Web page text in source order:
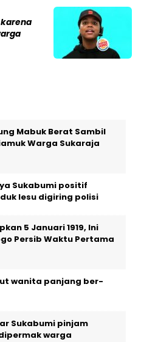
Mabuk Berat Sambil
Warga Sukaraja
Sukabumi positif
lesu digiring polisi
5 Januari 1919, Ini
Persib Waktu Pertama
wanita panjang ber-
Sukabumi pinjam
warga